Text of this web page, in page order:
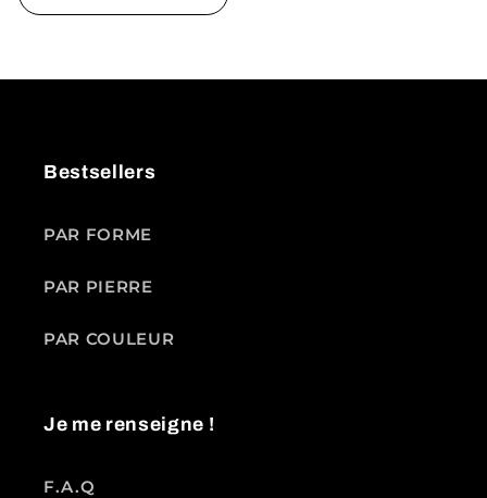
Bestsellers
PAR FORME
PAR PIERRE
PAR COULEUR
Je me renseigne !
F.A.Q